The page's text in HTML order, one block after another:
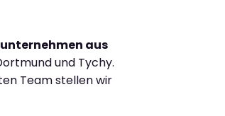
aus
und Tychy.
Team stellen wir